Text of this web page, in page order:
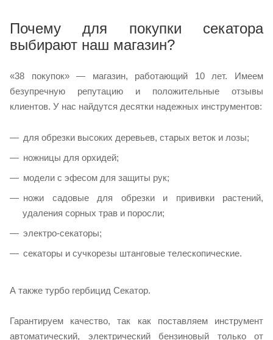
Почему для покупки секатора
выбирают наш магазин?
«38 покупок» — магазин, работающий 10 лет. Имеем
безупречную репутацию и положительные отзывы
клиентов. У нас найдутся десятки надежных инструментов:
для обрезки высоких деревьев, старых веток и лозы;
ножницы для орхидей;
модели с эфесом для защиты рук;
ножи садовые для обрезки и прививки растений,
удаления сорных трав и поросли;
электро-секаторы;
секаторы и сучкорезы штанговые телескопические.
А также турбо гербицид Секатор.
Гарантируем качество, так как поставляем инструмент
автоматический, электрический бензиновый только от